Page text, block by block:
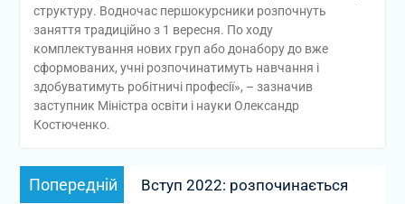
структуру. Водночас першокурсники розпочнуть
заняття традиційно з 1 вересня. По ходу
комплектування нових груп або донабору до вже
сформованих, учні розпочинатимуть навчання і
здобуватимуть робітничі професії», – зазначив
заступник Міністра освіти і науки Олександр
Костюченко.
Навігація
записів
Попередній
запис:
Вступ 2022: розпочинається